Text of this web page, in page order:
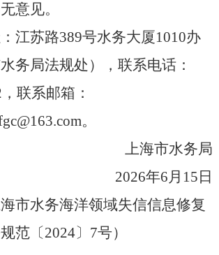
意见。
苏路389号水务大厦1010办
务局法规处），联系电话：
联系邮箱：
。
上海市水务局
2026年6月15日
水务海洋领域失信信息修复
范〔2024〕7号）